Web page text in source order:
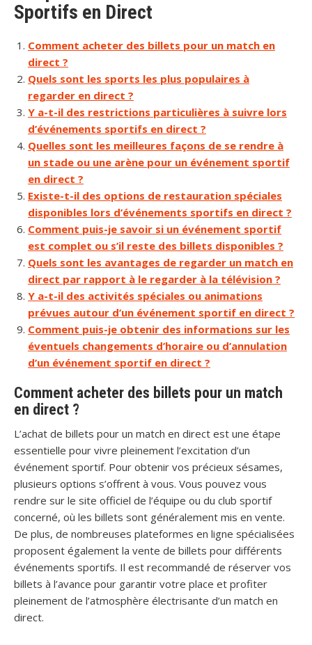
Sportifs en Direct
Comment acheter des billets pour un match en
direct ?
Quels sont les sports les plus populaires à
regarder en direct ?
Y a-t-il des restrictions particulières à suivre lors
d’événements sportifs en direct ?
Quelles sont les meilleures façons de se rendre à
un stade ou une arène pour un événement sportif
en direct ?
Existe-t-il des options de restauration spéciales
disponibles lors d’événements sportifs en direct ?
Comment puis-je savoir si un événement sportif
est complet ou s’il reste des billets disponibles ?
Quels sont les avantages de regarder un match en
direct par rapport à le regarder à la télévision ?
Y a-t-il des activités spéciales ou animations
prévues autour d’un événement sportif en direct ?
Comment puis-je obtenir des informations sur les
éventuels changements d’horaire ou d’annulation
d’un événement sportif en direct ?
Comment acheter des billets pour un match
en direct ?
L’achat de billets pour un match en direct est une étape
essentielle pour vivre pleinement l’excitation d’un
événement sportif. Pour obtenir vos précieux sésames,
plusieurs options s’offrent à vous. Vous pouvez vous
rendre sur le site officiel de l’équipe ou du club sportif
concerné, où les billets sont généralement mis en vente.
De plus, de nombreuses plateformes en ligne spécialisées
proposent également la vente de billets pour différents
événements sportifs. Il est recommandé de réserver vos
billets à l’avance pour garantir votre place et profiter
pleinement de l’atmosphère électrisante d’un match en
direct.